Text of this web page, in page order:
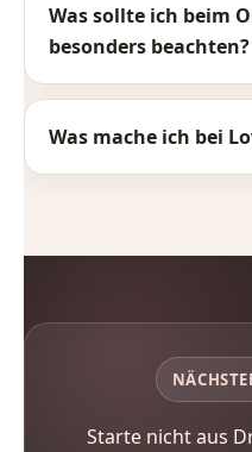
Was sollte ich beim
besonders beachten?
Was mache ich bei
Starte nicht aus